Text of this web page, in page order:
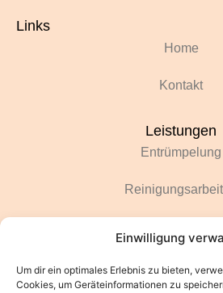
Einwilligung
Um dir ein optimales Erlebnis zu bieten,
Cookies, um Geräteinformationen zu
Links
Home
Kontakt
Leistungen
Entrümpelung
Gartenarbeiten